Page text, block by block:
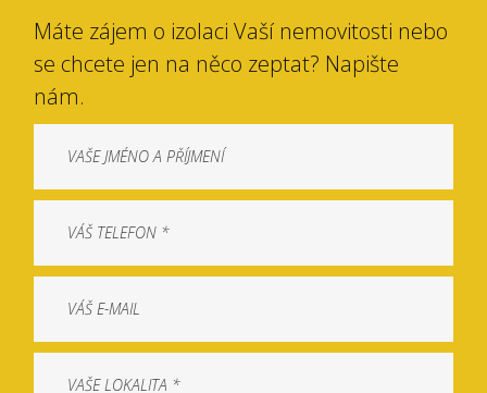
Máte zájem o izolaci Vaší nemovitosti nebo
se chcete jen na něco zeptat? Napište
nám.